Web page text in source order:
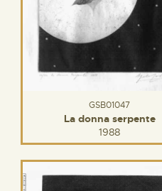
GSB01047
La donna serpente
1988